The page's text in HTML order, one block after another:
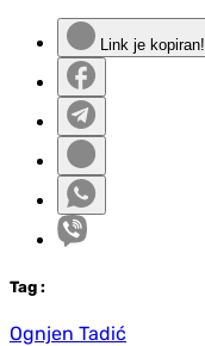
Link je kopiran!
Tag :
Ognjen Tadić